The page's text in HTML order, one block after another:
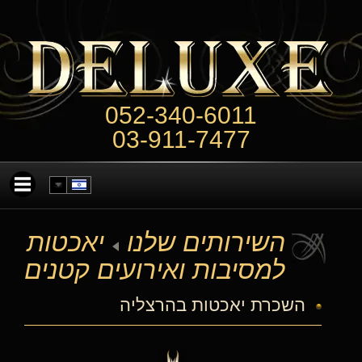
052-340-6011
03-911-7477
השירותים שלנו
יאכטות
למסיבות ואירועים קטנים
השכרת יאכטות בהרצליה